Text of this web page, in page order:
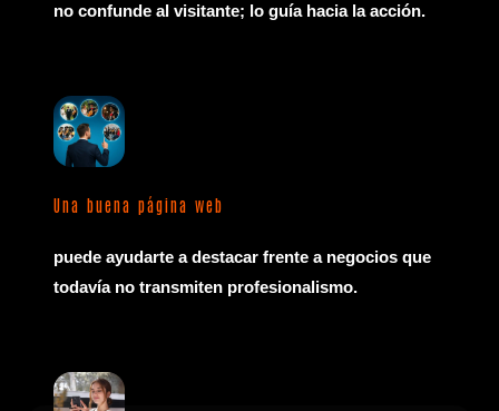
no confunde al visitante; lo guía hacia la acción.
Una buena página web
puede ayudarte a destacar frente a negocios que
todavía no transmiten profesionalismo.